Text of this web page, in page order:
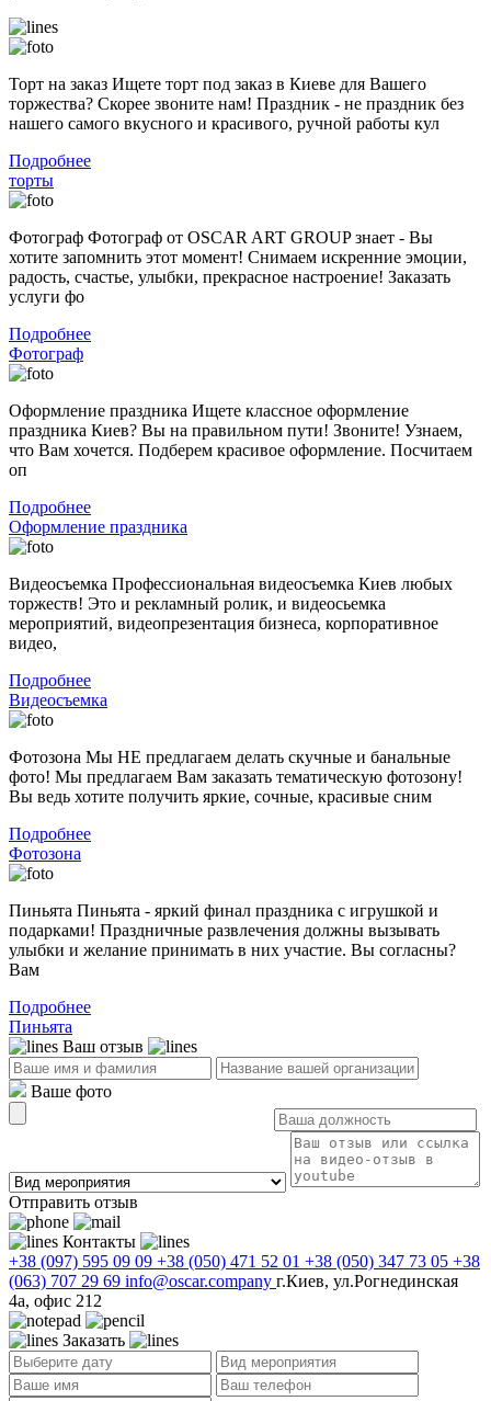
Торт на заказ Ищете торт под заказ в Киеве для Вашего
торжества? Скорее звоните нам! Праздник - не праздник без
нашего самого вкусного и красивого, ручной работы кул
Подробнее
торты
Фотограф Фотограф от OSCAR ART GROUP знает - Вы
хотите запомнить этот момент! Снимаем искренние эмоции,
радость, счастье, улыбки, прекрасное настроение! Заказать
услуги фо
Подробнее
Фотограф
Оформление праздника Ищете классное оформление
праздника Киев? Вы на правильном пути! Звоните! Узнаем,
что Вам хочется. Подберем красивое оформление. Посчитаем
оп
Подробнее
Оформление праздника
Видеосъемка Профессиональная видеосъемка Киев любых
торжеств! Это и рекламный ролик, и видеосьемка
мероприятий, видеопрезентация бизнеса, корпоративное
видео,
Подробнее
Видеосъемка
Фотозона Мы НЕ предлагаем делать скучные и банальные
фото! Мы предлагаем Вам заказать тематическую фотозону!
Вы ведь хотите получить яркие, сочные, красивые сним
Подробнее
Фотозона
Пиньята Пиньята - яркий финал праздника с игрушкой и
подарками! Праздничные развлечения должны вызывать
улыбки и желание принимать в них участие. Вы согласны?
Вам
Подробнее
Пиньята
Ваш отзыв
Ваше фото
Отправить отзыв
Контакты
+38 (097) 595 09 09 +38 (050) 471 52 01 +38 (050) 347 73 05 +38
(063) 707 29 69 info@oscar.company г.Киев, ул.Рогнединская
4а, офис 212
Заказать